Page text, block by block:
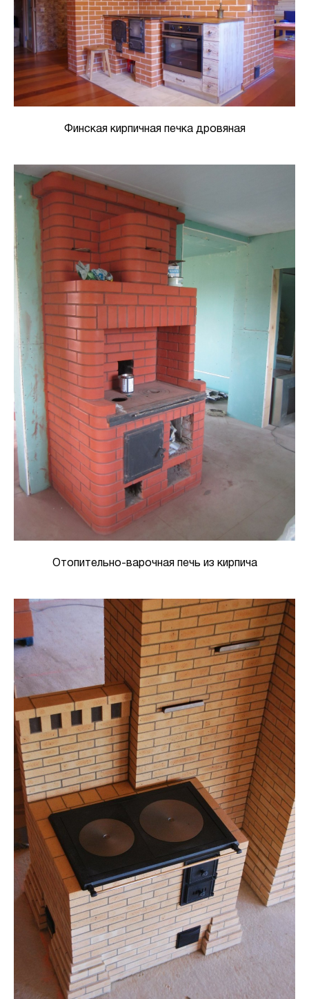
Финская кирпичная печка дровяная
Отопительно-варочная печь из кирпича